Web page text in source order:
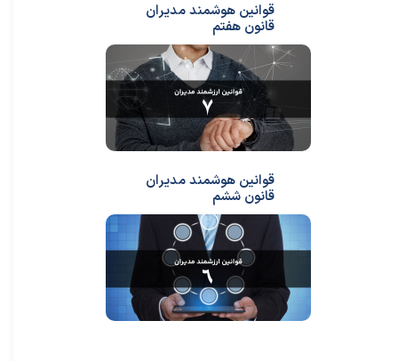
قوانین هوشمند مدیران
قانون هفتم
قوانین هوشمند مدیران
قانون ششم